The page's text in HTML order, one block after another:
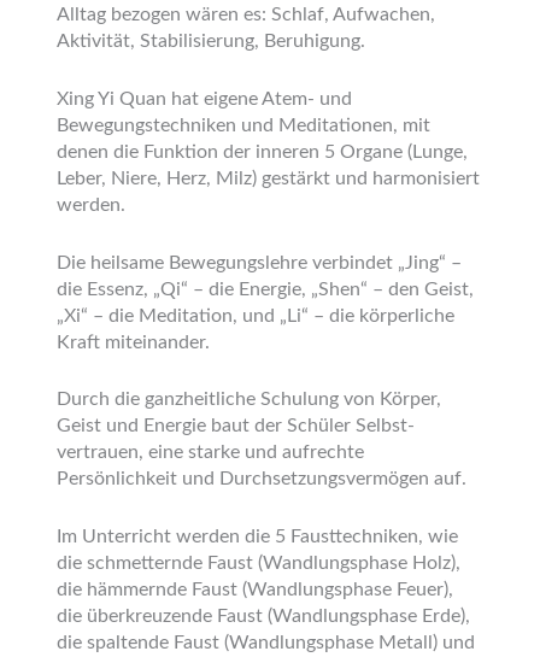
Alltag bezogen wären es: Schlaf, Aufwachen,
Aktivität, Stabilisierung, Beruhigung.
Xing Yi Quan hat eigene Atem- und
Bewegungstechniken und Meditationen, mit
denen die Funktion der inneren 5 Organe (Lunge,
Leber, Niere, Herz, Milz) gestärkt und harmonisiert
werden.
Die heilsame Bewegungslehre verbindet „Jing“ –
die Essenz, „Qi“ – die Energie, „Shen“ – den Geist,
„Xi“ – die Meditation, und „Li“ – die körperliche
Kraft miteinander.
Durch die ganzheitliche Schulung von Körper,
Geist und Energie baut der Schüler Selbst-
vertrauen, eine starke und aufrechte
Persönlichkeit und Durchsetzungsvermögen auf.
Im Unterricht werden die 5 Fausttechniken, wie
die schmetternde Faust (Wandlungsphase Holz),
die hämmernde Faust (Wandlungsphase Feuer),
die überkreuzende Faust (Wandlungsphase Erde),
die spaltende Faust (Wandlungsphase Metall) und